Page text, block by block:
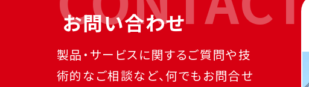
お問い合わせ
製品・サービスに関するご質問や技
術的なご相談など、何でもお問合せ